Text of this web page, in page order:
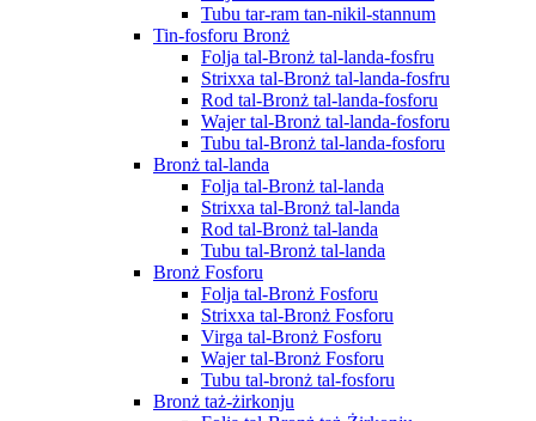
Tubu tar-ram tan-nikil-stannum
Tin-fosforu Bronż
Folja tal-Bronż tal-landa-fosfru
Strixxa tal-Bronż tal-landa-fosfru
Rod tal-Bronż tal-landa-fosforu
Wajer tal-Bronż tal-landa-fosforu
Tubu tal-Bronż tal-landa-fosforu
Bronż tal-landa
Folja tal-Bronż tal-landa
Strixxa tal-Bronż tal-landa
Rod tal-Bronż tal-landa
Tubu tal-Bronż tal-landa
Bronż Fosforu
Folja tal-Bronż Fosforu
Strixxa tal-Bronż Fosforu
Virga tal-Bronż Fosforu
Wajer tal-Bronż Fosforu
Tubu tal-bronż tal-fosforu
Bronż taż-żirkonju